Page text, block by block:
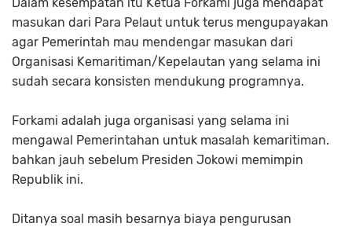
masukan dari Para Pelaut untuk terus mengupayakan
agar Pemerintah mau mendengar masukan dari
Organisasi Kemaritiman/Kepelautan yang selama ini
sudah secara konsisten mendukung programnya.
Forkami adalah juga organisasi yang selama ini
mengawal Pemerintahan untuk masalah kemaritiman.
bahkan jauh sebelum Presiden Jokowi memimpin
Republik ini.
Ditanya soal masih besarnya biaya pengurusan